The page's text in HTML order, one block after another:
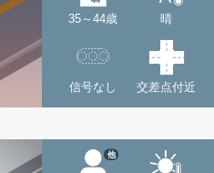
35～44歳 晴
信号なし 交差点付近
他